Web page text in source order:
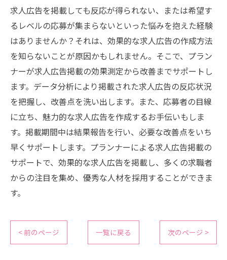
求人広告を掲載しても反応が得られない、または希望す
るレベルの応募が集まらないといった悩みを抱えた経験
はありませんか？それは、効果的な求人広告の作成方法
を知らないことが原因かもしれません。そこで、プラン
ナーが求人広告掲載の効果測定から改善までサポートし
ます。データ分析により掲載された求人広告の反応状況
を把握し、改善点を洗い出します。また、応募者の目線
に立ち、魅力的な求人広告を作成するお手伝いもしま
す。掲載期間中は結果報告を行い、必要な改善点をいち
早くサポートします。プランナーによる求人広告掲載の
サポートで、効果的な求人広告を掲載し、多くの求職者
からの注目を集め、優秀な人材を採用することができま
す。
< 前のページ 一覧に戻る 次のページ >